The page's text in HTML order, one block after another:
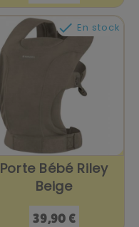
 En stock
Porte Bébé Riley
Beige
Prix
39,90 €